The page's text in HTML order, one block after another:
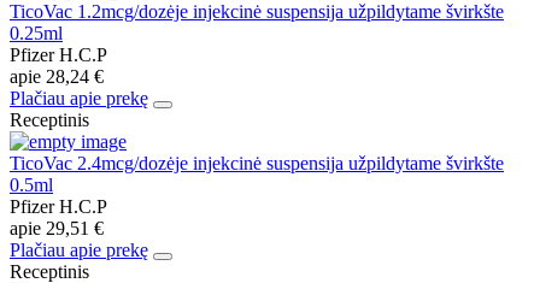
TicoVac 1.2mcg/dozėje injekcinė suspensija užpildytame švirkšte
0.25ml
Pfizer H.C.P
apie 28,24 €
Plačiau apie prekę
Receptinis
TicoVac 2.4mcg/dozėje injekcinė suspensija užpildytame švirkšte
0.5ml
Pfizer H.C.P
apie 29,51 €
Plačiau apie prekę
Receptinis